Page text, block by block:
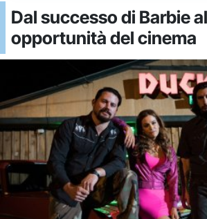
Dal successo di Barbie
opportunità del cinema